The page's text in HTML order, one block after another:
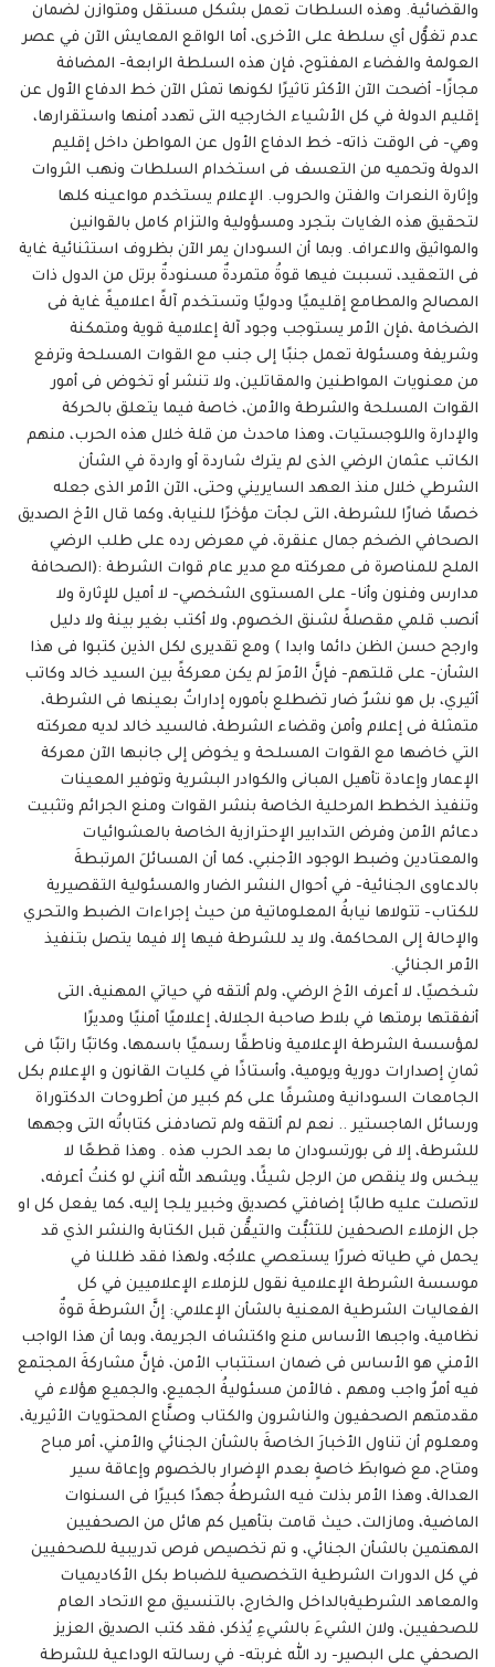
والقضائية. وهذه السلطات تعمل بشكل مستقل ومتوازن لضمان
عدم تغوُّل أي سلطة على الأخرى، أما الواقع المعايش الآن في عصر
العولمة والفضاء المفتوح، فإن هذه السلطة الرابعة- المضافة
مجازًا- أضحت الآن الأكثر تاثيرًا لكونها تمثل الآن خط الدفاع الأول عن
إقليم الدولة في كل الأشياء الخارجيه التى تهدد أمنها واستقرارها،
وهي- فى الوقت ذاته- خط الدفاع الأول عن المواطن داخل إقليم
الدولة وتحميه من التعسف فى استخدام السلطات ونهب الثروات
وإثارة النعرات والفتن والحروب. الإعلام يستخدم مواعينه كلها
لتحقيق هذه الغايات بتجرد ومسؤولية والتزام كامل بالقوانين
والمواثيق والاعراف. وبما أن السودان يمر الآن بظروف استثنائية غاية
فى التعقيد، تسببت فيها قوةُ متمردةٌ مسنودةٌ برتل من الدول ذات
المصالح والمطامع إقليميًا ودوليًا وتستخدم آلةً اعلاميةً غاية فى
الضخامة ،فإن الأمر يستوجب وجود آلة إعلامية قوية ومتمكنة
وشريفة ومسئولة تعمل جنبًا إلى جنب مع القوات المسلحة وترفع
من معنويات المواطنين والمقاتلين، ولا تنشر أو تخوض فى أمور
القوات المسلحة والشرطة والأمن، خاصة فيما يتعلق بالحركة
والإدارة واللوجستيات، وهذا ماحدث من قلة خلال هذه الحرب، منهم
الكاتب عثمان الرضي الذى لم يترك شاردة أو واردة في الشأن
الشرطي خلال منذ العهد السايريني وحتى، الآن الأمر الذى جعله
خصمًا ضارًا للشرطة، التى لجأت مؤخرًا للنيابة، وكما قال الأخ الصديق
الصحافي الضخم جمال عنقرة، في معرض رده على طلب الرضي
الملح للمناصرة فى معركته مع مدير عام قوات الشرطة :(الصحافة
مدارس وفنون وأنا- على المستوى الشخصي- لا أميل للإثارة ولا
أنصب قلمي مقصلةً لشنق الخصوم، ولا أكتب بغير بينة ولا دليل
وارجح حسن الظن دائما وابدا ) ومع تقديرى لكل الذين كتبوا فى هذا
الشأن- على قلتهم- فإنَّ الأمرَ لم يكن معركةً بين السيد خالد وكاتب
أثيري، بل هو نشرٌ ضار تضطلع بأموره إداراتٌ بعينها فى الشرطة،
متمثلة فى إعلام وأمن وقضاء الشرطة، فالسيد خالد لديه معركته
التي خاضها مع القوات المسلحة و يخوض إلى جانبها الآن معركة
الإعمار وإعادة تأهيل المبانى والكوادر البشرية وتوفير المعينات
وتنفيذ الخطط المرحلية الخاصة بنشر القوات ومنع الجرائم وتثبيت
دعائم الأمن وفرض التدابير الإحترازية الخاصة بالعشوائيات
والمعتادين وضبط الوجود الأجنبي، كما أن المسائلَ المرتبطةَ
بالدعاوى الجنائية- في أحوال النشر الضار والمسئولية التقصيرية
للكتاب- تتولاها نيابةُ المعلوماتية من حيث إجراءات الضبط والتحري
والإحالة إلى المحاكمة، ولا يد للشرطة فيها إلا فيما يتصل بتنفيذ
الأمر الجنائي.
شخصيًا، لا أعرف الأخ الرضي، ولم ألتقه في حياتي المهنية، التى
أنفقتها برمتها في بلاط صاحبة الجلالة، إعلاميًا أمنيًا ومديرًا
لمؤسسة الشرطة الإعلامية وناطقًا رسميًا باسمها، وكاتبًا راتبًا فى
ثمانِ إصدارات دورية ويومية، وأستاذًا في كليات القانون و الإعلام بكل
الجامعات السودانية ومشرفًا على كم كبير من أطروحات الدكتوراة
ورسائل الماجستير .. نعم لم ألتقه ولم تصادفنى كتاباتُه التى وجهها
للشرطة، إلا فى بورتسودان ما بعد الحرب هذه . وهذا قطعًا لا
يبخس ولا ينقص من الرجل شيئًا، ويشهد الله أنني لو كنتُ أعرفه،
لاتصلت عليه طالبًا إضافتي كصديق وخبير يلجا إليه، كما يفعل كل او
جل الزملاء الصحفين للتثبُّت والتيقُّن قبل الكتابة والنشر الذي قد
يحمل في طياته ضررًا يستعصي علاجُه، ولهذا فقد ظللنا في
موسسة الشرطة الإعلامية نقول للزملاء الإعلاميين في كل
الفعاليات الشرطية المعنية بالشأن الإعلامي: إنَّ الشرطةَ قوةٌ
نظامية، واجبها الأساس منع واكتشاف الجريمة، وبما أن هذا الواجب
الأمني هو الأساس فى ضمان استتباب الأمن، فإنَّ مشاركةَ المجتمع
فيه أمرٌ واجب ومهم ، فالأمن مسئوليةُ الجميع، والجميع هؤلاء في
مقدمتهم الصحفيون والناشرون والكتاب وصنَّاع المحتويات الأثيرية،
ومعلوم أن تناول الأخبارَ الخاصةَ بالشأن الجنائي والأمني، أمر مباح
ومتاح، مع ضوابطَ خاصةٍ بعدم الإضرار بالخصوم وإعاقة سير
العدالة، وهذا الأمر بذلت فيه الشرطةُ جهدًا كبيرًا فى السنوات
الماضية، ومازالت، حيث قامت بتأهيل كم هائل من الصحفيين
المهتمين بالشأن الجنائي، و تم تخصيص فرص تدريبية للصحفيين
في كل الدورات الشرطية التخصصية للضباط بكل الأكاديميات
والمعاهد الشرطيةبالداخل والخارج، بالتنسيق مع الاتحاد العام
للصحفيين، ولان الشيءَ بالشيءِ يُذكر، فقد كتب الصديق العزيز
الصحفي على البصير- رد الله غربته- في رسالته الوداعية للشرطة